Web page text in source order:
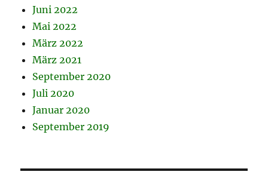
Juni 2022
Mai 2022
März 2022
März 2021
September 2020
Juli 2020
Januar 2020
September 2019